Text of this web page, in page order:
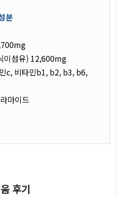
분
이섬유) 12,600mg
c, 비타민b1, b2, b3, b6,
마이드
후기